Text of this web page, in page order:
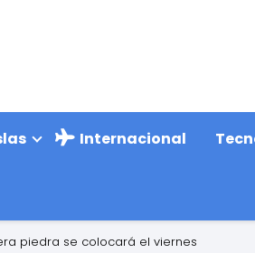
Internacional
piedra se colocará el viernes